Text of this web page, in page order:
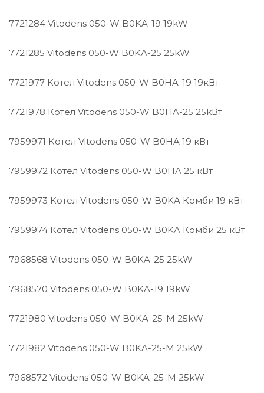
7721284 Vitodens 050-W B0KA-19 19kW
7721285 Vitodens 050-W B0KA-25 25kW
7721977 Котел Vitodens 050-W B0HA-19 19кВт
7721978 Котел Vitodens 050-W B0HA-25 25kВт
7959971 Котел Vitodens 050-W B0HA 19 кВт
7959972 Котел Vitodens 050-W B0HA 25 кВт
7959973 Котел Vitodens 050-W B0KA Комби 19 кВт
7959974 Котел Vitodens 050-W B0KA Комби 25 кВт
7968568 Vitodens 050-W B0KA-25 25kW
7968570 Vitodens 050-W B0KA-19 19kW
7721980 Vitodens 050-W B0KA-25-M 25kW
7721982 Vitodens 050-W B0KA-25-M 25kW
7968572 Vitodens 050-W B0KA-25-M 25kW